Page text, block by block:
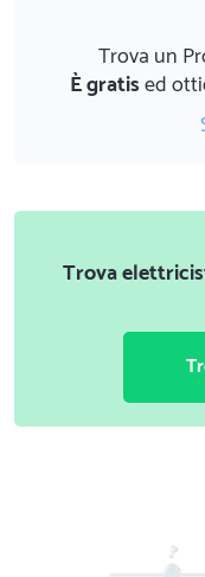
Trova un
È gratised
Trova